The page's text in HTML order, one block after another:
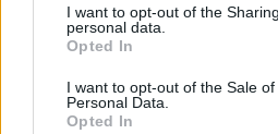
I want to opt-out of the
personal data.
Opted In
I want to opt-out of the Sale of
Personal Data.
Opted In
regisztrációhoz kötött.
Az előfizetés a következőket
Portfolio.hu teljes
Kötéslisták: BÉT elmúlt 2